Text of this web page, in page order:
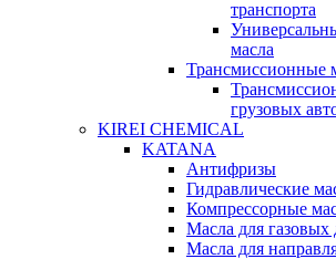
транспорта
масла
Трансмиссионные
грузовых
KIREI CHEMICAL
KATANA
Антифризы
Гидравлические
Компрессорные
Масла для газовых
Масла для